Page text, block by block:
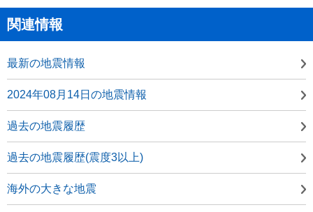
関連情報
最新の地震情報
2024年08月14日の地震情報
過去の地震履歴
過去の地震履歴(震度3以上)
海外の大きな地震